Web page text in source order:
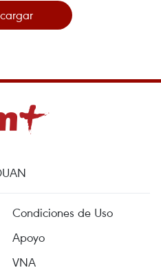
Condiciones de Uso
Apoyo
VNA